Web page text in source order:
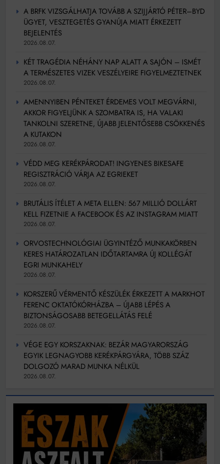
A BRFK VIZSGÁLHATJA TOVÁBB A SZIJJÁRTÓ PÉTER–BYD
ÜGYET, VESZTEGETÉS GYANÚJA MIATT ÉRKEZETT
BEJELENTÉS
2026.08.07.
KÉT TRAGÉDIA NÉHÁNY NAP ALATT A SAJÓN – ISMÉT
A TERMÉSZETES VIZEK VESZÉLYEIRE FIGYELMEZTETNEK
2026.08.07.
AMENNYIBEN PÉNTEKET ÉRDEMES VOLT MEGVÁRNI,
AKKOR FIGYELJÜNK A SZOMBATRA IS, HA VALAKI
TANKOLNI SZERETNE, ÚJABB JELENTŐSEBB CSÖKKENÉS
A KUTAKON
2026.08.07.
VÉDD MEG KERÉKPÁRODAT! INGYENES BIKESAFE
REGISZTRÁCIÓ VÁRJA AZ EGRIEKET
2026.08.07.
BRUTÁLIS ÍTÉLET A META ELLEN: 567 MILLIÓ DOLLÁRT
KELL FIZETNIE A FACEBOOK ÉS AZ INSTAGRAM MIATT
2026.08.07.
ORVOSTECHNOLÓGIAI ÜGYINTÉZŐ MUNKAKÖRBEN
KERES HATÁROZATLAN IDŐTARTAMRA ÚJ KOLLÉGÁT
EGRI MUNKAHELY
2026.08.07.
KORSZERŰ VÉRMENTŐ KÉSZÜLÉK ÉRKEZETT A MARKHOT
FERENC OKTATÓKÓRHÁZBA – ÚJABB LÉPÉS A
BIZTONSÁGOSABB BETEGELLÁTÁS FELÉ
2026.08.07.
VÉGE EGY KORSZAKNAK: BEZÁR MAGYARORSZÁG
EGYIK LEGNAGYOBB KERÉKPÁRGYÁRA, TÖBB SZÁZ
DOLGOZÓ MARAD MUNKA NÉLKÜL
2026.08.07.